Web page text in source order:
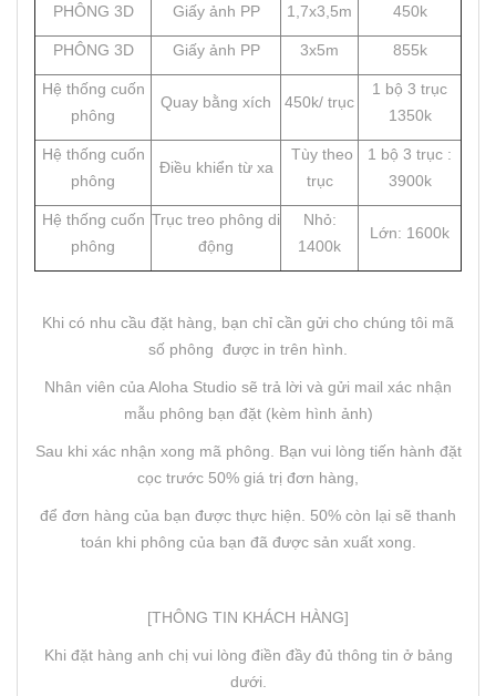
PHÔNG 3D Giấy ảnh PP 1,7x3,5m 450k
PHÔNG 3D Giấy ảnh PP 3x5m 855k
Hệ thống cuốn
phông
Quay bằng xích 450k/ trục
1 bộ 3 trục
1350k
Hệ thống cuốn
phông
Điều khiển từ xa
Tùy theo
trục
1 bộ 3 trục :
3900k
Hệ thống cuốn
phông
Trục treo phông di
động
Nhỏ:
1400k
Lớn: 1600k
Khi có nhu cầu đặt hàng, bạn chỉ cần gửi cho chúng tôi mã
số phông được in trên hình.
Nhân viên của Aloha Studio sẽ trả lời và gửi mail xác nhận
mẫu phông bạn đặt (kèm hình ảnh)
Sau khi xác nhận xong mã phông. Bạn vui lòng tiến hành đặt
cọc trước 50% giá trị đơn hàng,
để đơn hàng của bạn được thực hiện. 50% còn lại sẽ thanh
toán khi phông của bạn đã được sản xuất xong.
[THÔNG TIN KHÁCH HÀNG]
Khi đặt hàng anh chị vui lòng điền đầy đủ thông tin ở bảng
dưới.